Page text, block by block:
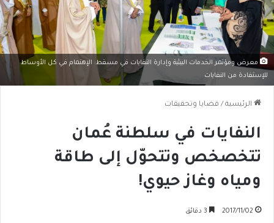
معرض ومؤتمر الخدمات البيئية وإدارة النفايات في مسقط: الإهتمام في كل الأوساط
للإستفادة من النفايات
الرئيسية / قضايا وتحقيقات
النفايات في سلطنة عُمان
تتخصخص وتتحوّل إلى طاقة
ومياه وغاز حيوي!
2017/11/02